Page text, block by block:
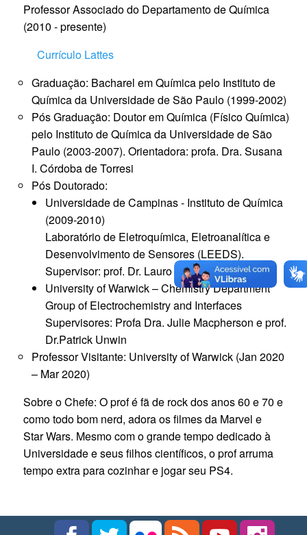
Professor Associado do Departamento de Química
(2010 - presente)
Currículo Lattes
Graduação: Bacharel em Química pelo Instituto de
Química da Universidade de São Paulo (1999-2002)
Pós Graduação: Doutor em Química (Físico Química)
pelo Instituto de Química da Universidade de São
Paulo (2003-2007). Orientadora: profa. Dra. Susana
I. Córdoba de Torresi
Pós Doutorado:
Universidade de Campinas - Instituto de Química
(2009-2010)
Laboratório de Eletroquímica, Eletroanalítica e
Desenvolvimento de Sensores (LEEDS).
Supervisor: prof. Dr. Lauro Kubota
University of Warwick – Chemistry Department
Group of Electrochemistry and Interfaces
Supervisores: Profa Dra. Julie Macpherson e prof.
Dr.Patrick Unwin
Professor Visitante: University of Warwick (Jan 2020
– Mar 2020)
Sobre o Chefe: O prof é fã de rock dos anos 60 e 70 e
como todo bom nerd, adora os filmes da Marvel e
Star Wars. Mesmo com o grande tempo dedicado à
Universidade e seus filhos científicos, o prof arruma
tempo extra para cozinhar e jogar seu PS4.